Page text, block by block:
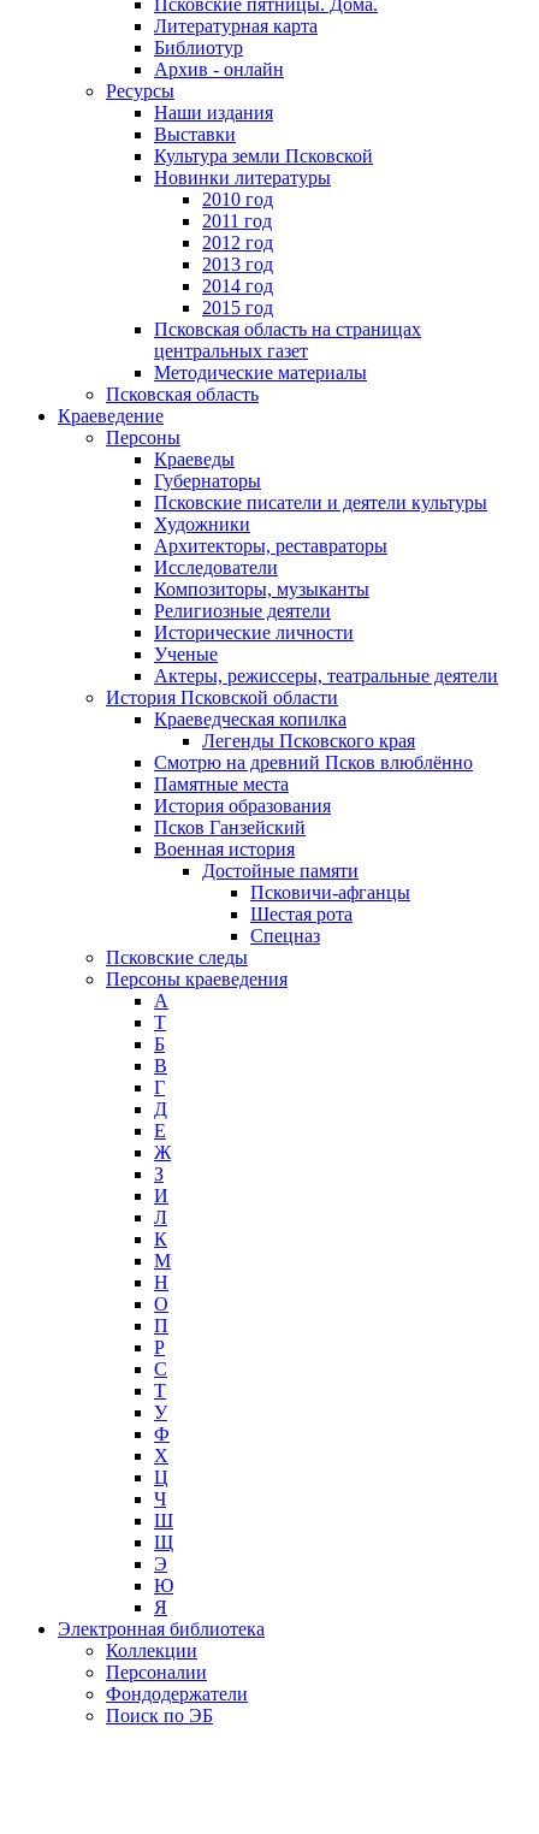
Псковские пятницы. Дома.
Литературная карта
Библиотур
Архив - онлайн
Ресурсы
Наши издания
Выставки
Культура земли Псковской
Новинки литературы
2010 год
2011 год
2012 год
2013 год
2014 год
2015 год
Псковская область на страницах
центральных газет
Методические материалы
Псковская область
Краеведение
Персоны
Краеведы
Губернаторы
Псковские писатели и деятели культуры
Художники
Архитекторы, реставраторы
Исследователи
Композиторы, музыканты
Религиозные деятели
Исторические личности
Ученые
Актеры, режиссеры, театральные деятели
История Псковской области
Краеведческая копилка
Легенды Псковского края
Смотрю на древний Псков влюблённо
Памятные места
История образования
Псков Ганзейский
Военная история
Достойные памяти
Псковичи-афганцы
Шестая рота
Спецназ
Псковские следы
Персоны краеведения
А
T
Б
В
Г
Д
Е
Ж
З
И
Л
К
М
Н
О
П
Р
С
Т
У
Ф
Х
Ц
Ч
Ш
Щ
Э
Ю
Я
Электронная библиотека
Коллекции
Персоналии
Фондодержатели
Поиск по ЭБ